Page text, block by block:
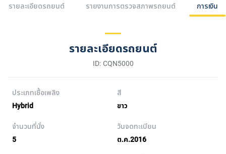
รายละเอียดรถยนต์ รายงานการตรวจสภาพรถยนต์ การเงิน
รายละเอียดรถยนต์
ID: CQN5000
ประเภทเชื้อเพลิง
Hybrid
สี
ขาว
จำนวนที่นั่ง
5
วันจดทะเบียน
ต.ค.2016